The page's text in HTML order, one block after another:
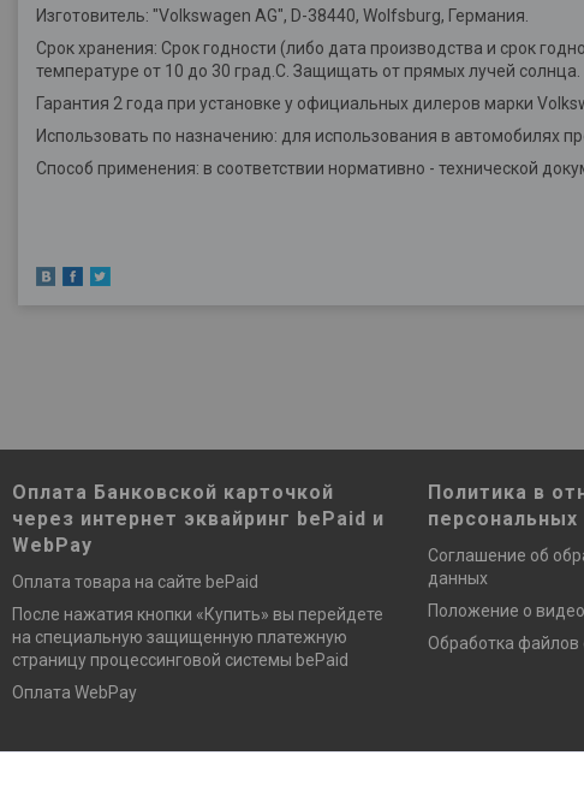
Изготовитель: "Volkswagen AG", D-38440, Wolfsburg, Германия.
Срок хранения: Срок годности (либо дата производства и срок
температуре от 10 до 30 град.С. Защищать от прямых лучей солнца.
Гарантия 2 года при установке у официальных дилеров марки
Использовать по назначению: для использования в автомобилях
Способ применения: в соответствии нормативно - технической
Оплата Банковской карточкой
через интернет эквайринг bePaid и
WebPay
Оплата товара на сайте bePaid
После нажатия кнопки «Купить» вы перейдете
на специальную защищенную платежную
страницу процессинговой системы bePaid
Оплата WebPay
Политика в
Соглашение об
данных
Положение о
Обработка файлов